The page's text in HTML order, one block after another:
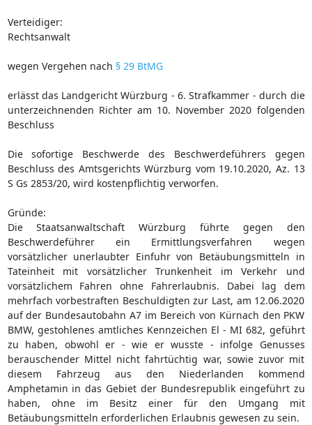
Verteidiger:
Rechtsanwalt
wegen Vergehen nach § 29 BtMG
erlässt das Landgericht Würzburg - 6. Strafkammer - durch die
unterzeichnenden Richter am 10. November 2020 folgenden
Beschluss
Die sofortige Beschwerde des Beschwerdeführers gegen
Beschluss des Amtsgerichts Würzburg vom 19.10.2020, Az. 13
S Gs 2853/20, wird kostenpflichtig verworfen.
Gründe:
Die Staatsanwaltschaft Würzburg führte gegen den
Beschwerdeführer ein Ermittlungsverfahren wegen
vorsätzlicher unerlaubter Einfuhr von Betäubungsmitteln in
Tateinheit mit vorsätzlicher Trunkenheit im Verkehr und
vorsätzlichem Fahren ohne Fahrerlaubnis. Dabei lag dem
mehrfach vorbestraften Beschuldigten zur Last, am 12.06.2020
auf der Bundesautobahn A7 im Bereich von Kürnach den PKW
BMW, gestohlenes amtliches Kennzeichen El - MI 682, geführt
zu haben, obwohl er - wie er wusste - infolge Genusses
berauschender Mittel nicht fahrtüchtig war, sowie zuvor mit
diesem Fahrzeug aus den Niederlanden kommend
Amphetamin in das Gebiet der Bundesrepublik eingeführt zu
haben, ohne im Besitz einer für den Umgang mit
Betäubungsmitteln erforderlichen Erlaubnis gewesen zu sein.